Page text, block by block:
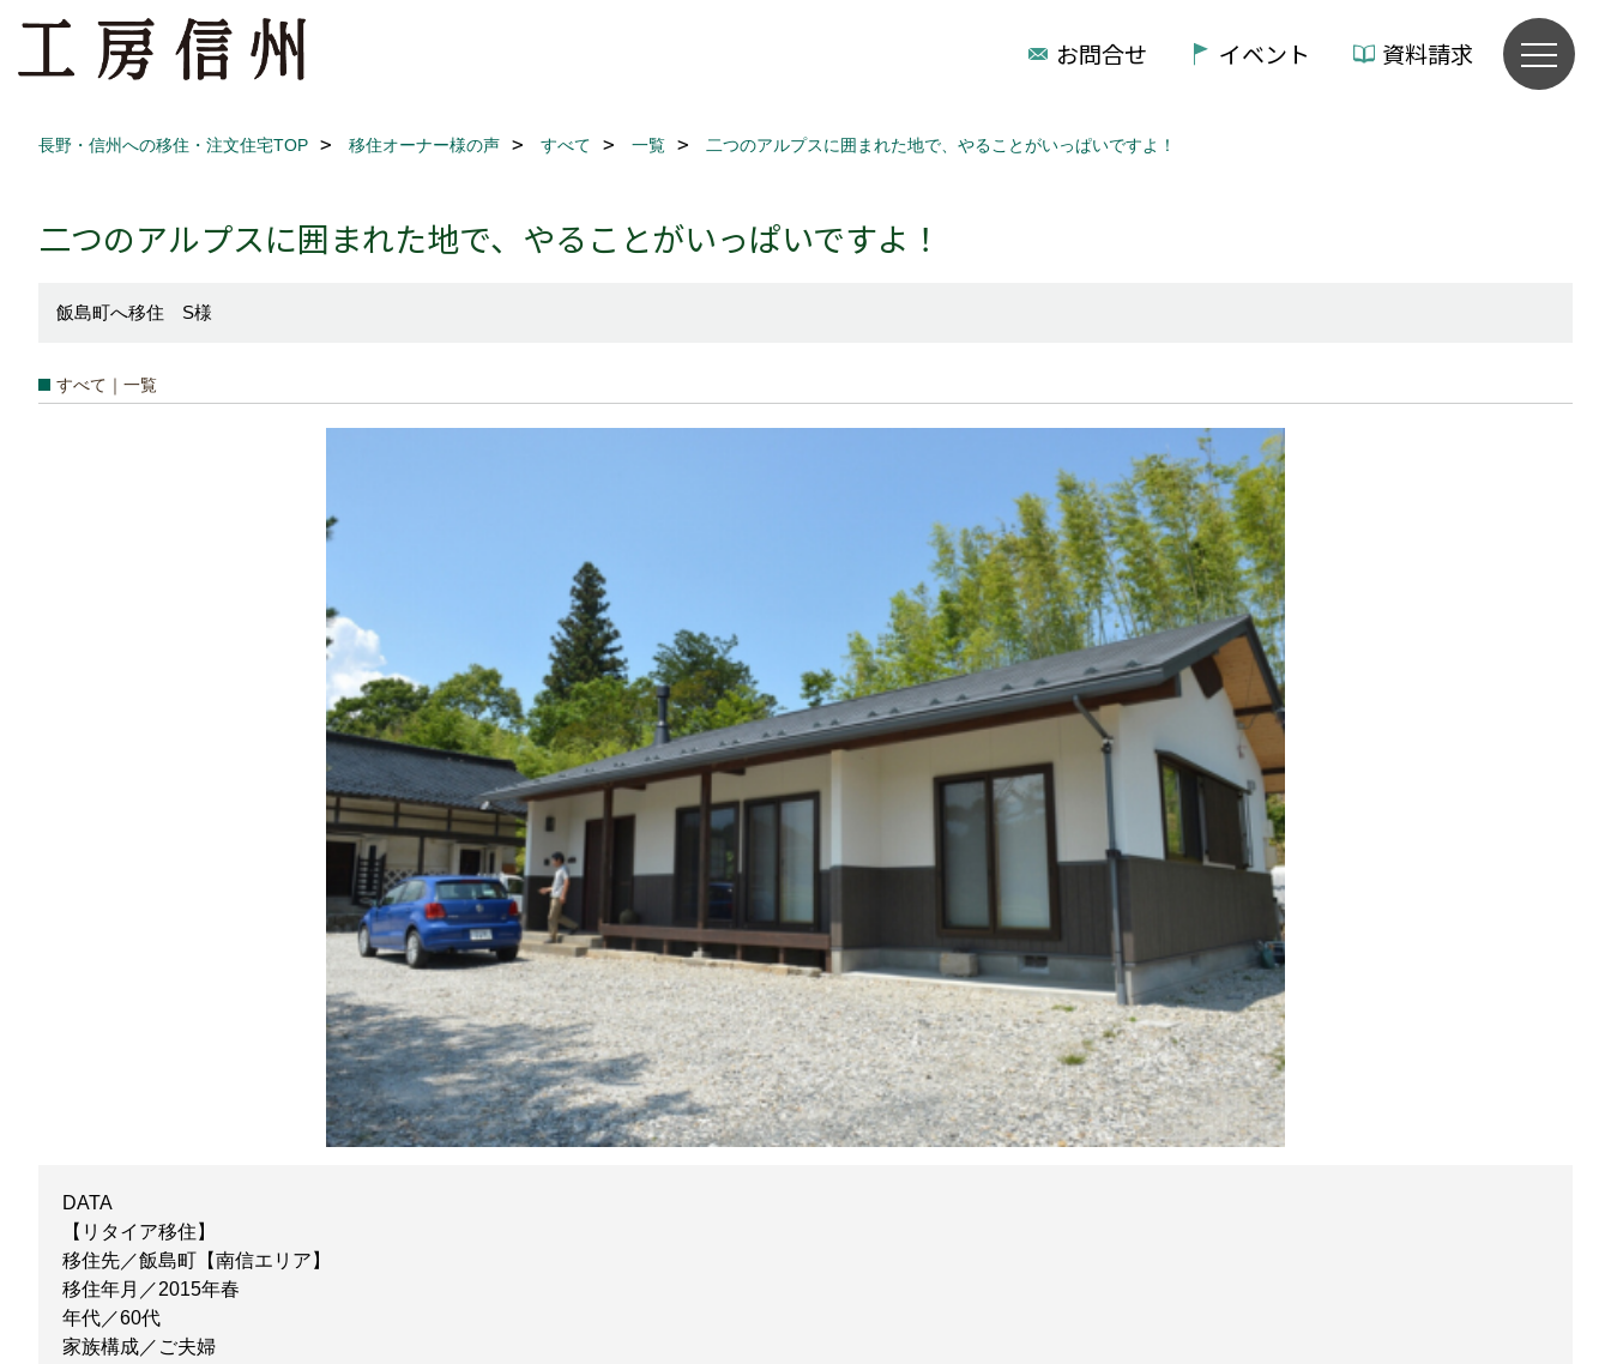
お問合せ イベント 資料請求
長野・信州への移住・注文住宅TOP 移住オーナー様の声 すべて 一覧 二つのアルプスに囲まれた地で、やることがいっぱいですよ！
二つのアルプスに囲まれた地で、やることがいっぱいですよ！
飯島町へ移住 S様
すべて｜一覧
DATA
【リタイア移住】
移住先／飯島町【南信エリア】
移住年月／2015年春
年代／60代
家族構成／ご夫婦